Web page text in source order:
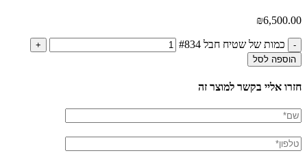
₪6,500.00
כמות של שטיח חבל #834
הוספה לסל
חזרו אליי בקשר למוצר זה